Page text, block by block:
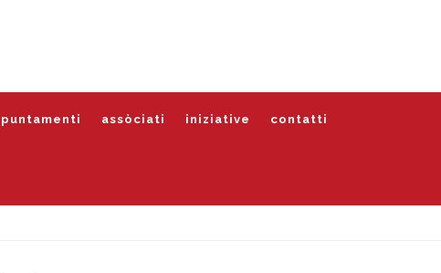
assòciati iniziative contatti